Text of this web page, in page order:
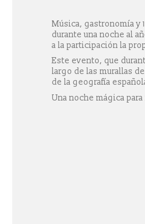
Música, gastronomía y
durante una noche al
a la participación la
Este evento, que
largo de las murallas
de la geografía
Una noche mágica